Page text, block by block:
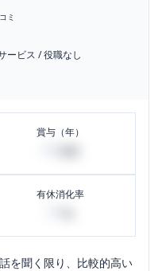
ミ
ービス /役職なし
賞与（年）
有休消化率
を聞く限り、比較的高い